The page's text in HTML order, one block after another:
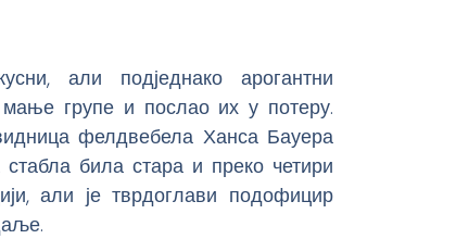
али подједнако арогантни
мање групе и послао их у потеру.
фелдвебела Ханса Бауера
била стара и преко четири
али је тврдоглави подофицир